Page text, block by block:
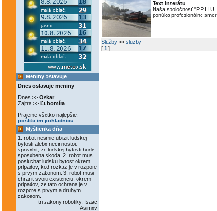
Meniny oslavuje
Dnes oslavuje meniny
Dnes >> Oskar
Zajtra >> Ľubomíra
Prajeme všetko najlepšie.
pošlite im pohladnicu
Myšlienka dňa
1. robot nesmie ublizit ludskej
bytosti alebo necinnostou
sposobit, ze ludskej bytosti bude
sposobena skoda. 2. robot musi
posluchat ludsku bytost okrem
pripadov, ked rozkaz je v rozpore
s prvym zakonom. 3. robot musi
chranit svoju existenciu, okrem
pripadov, ze tato ochrana je v
rozpore s prvym a druhym
zakonom.
-- tri zakony robotiky, Isaac
Asimov
Text inzerátu
Naša spoločnosť "P.P.H.U.
ponúka profesionálne
Služby >> sluzby
[ 1 ]